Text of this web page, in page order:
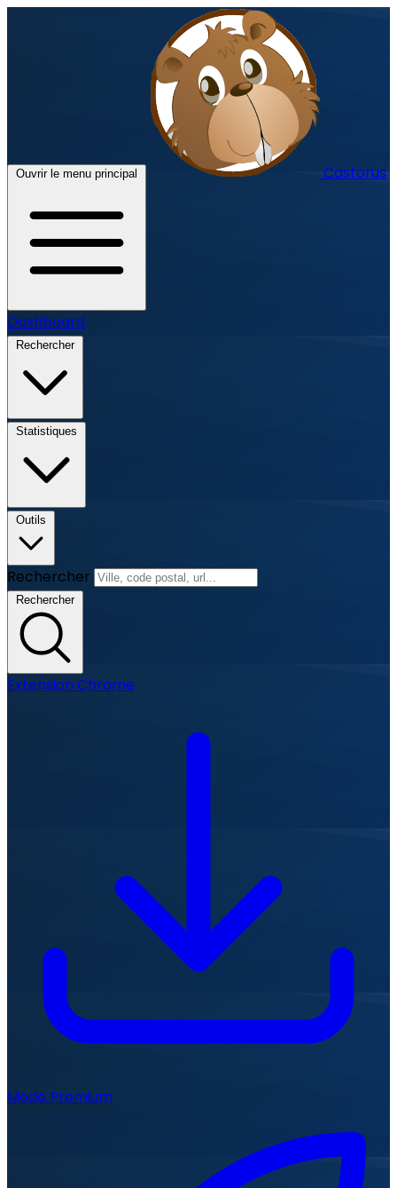
Ouvrir le menu principal Castorus
Dashboard
Rechercher
Statistiques
Outils
Rechercher
Rechercher
Extension Chrome
Mode Premium